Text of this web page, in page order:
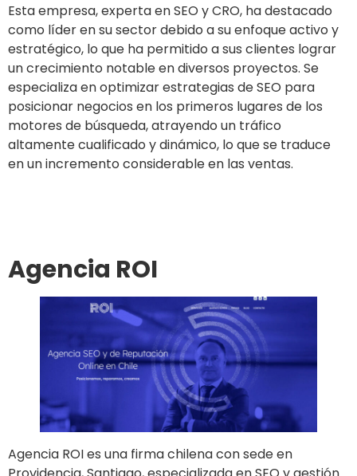
Esta empresa, experta en SEO y CRO, ha destacado
como líder en su sector debido a su enfoque activo y
estratégico, lo que ha permitido a sus clientes lograr
un crecimiento notable en diversos proyectos. Se
especializa en optimizar estrategias de SEO para
posicionar negocios en los primeros lugares de los
motores de búsqueda, atrayendo un tráfico
altamente cualificado y dinámico, lo que se traduce
en un incremento considerable en las ventas.
Agencia ROI
Agencia ROI es una firma chilena con sede en